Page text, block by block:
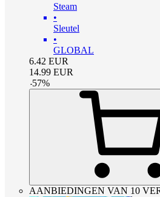
Steam
•
Sleutel
•
GLOBAL
6.42 EUR
14.99 EUR
-57%
AANBIEDINGEN VAN 10